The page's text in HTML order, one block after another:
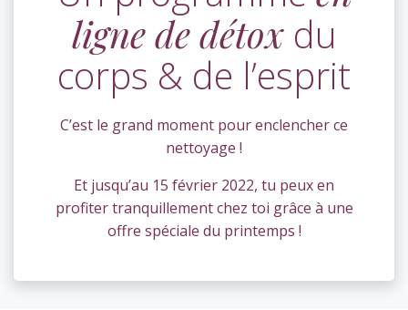
ligne de détox du
corps & de l’esprit
C’est le grand moment pour enclencher ce
nettoyage !
Et jusqu’au 15 février 2022, tu peux en
profiter tranquillement chez toi grâce à une
offre spéciale du printemps !